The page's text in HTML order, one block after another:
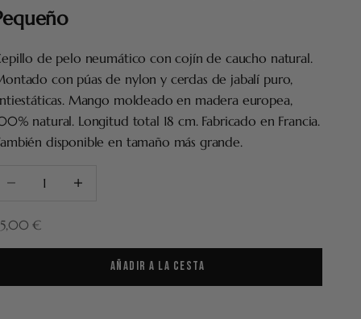
de pelo neumático con cojín de caucho natural.
con púas de nylon y cerdas de jabalí puro,
Mango moldeado en madera europea,
natural. Longitud total 18 cm. Fabricado en Francia.
disponible en tamaño más grande.
cantidadAumentar cantidad
de oferta
€
AÑADIR A LA CESTA